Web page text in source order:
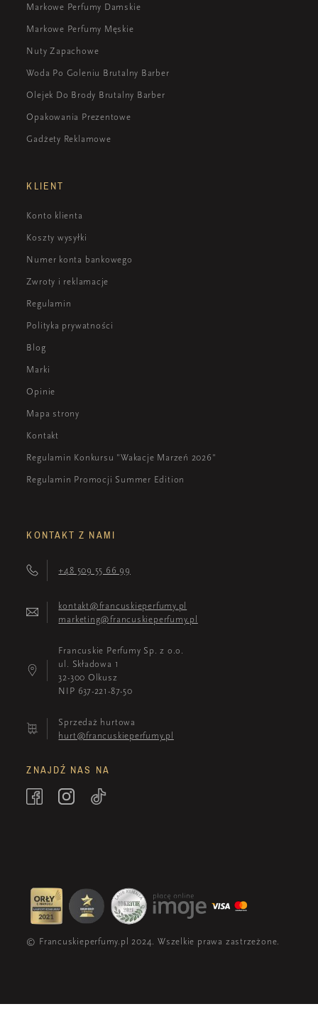
Markowe Perfumy Damskie
Markowe Perfumy Męskie
Nuty Zapachowe
Woda Po Goleniu Brutalny Barber
Olejek Do Brody Brutalny Barber
Opakowania Prezentowe
Gadżety Reklamowe
KLIENT
Konto klienta
Koszty wysyłki
Numer konta bankowego
Zwroty i reklamacje
Regulamin
Polityka prywatności
Blog
Marki
Opinie
Mapa strony
Kontakt
Regulamin Konkursu "Wakacje Marzeń 2026"
Regulamin Promocji Summer Edition
KONTAKT Z NAMI
+48 509 55 66 99
kontakt@francuskieperfumy.pl
marketing@francuskieperfumy.pl
Francuskie Perfumy Sp. z o.o.
ul. Składowa 1
32-300 Olkusz
NIP 637-221-87-50
Sprzedaż hurtowa
hurt@francuskieperfumy.pl
ZNAJDŹ NAS NA
© Francuskieperfumy.pl 2024. Wszelkie prawa zastrzeżone.